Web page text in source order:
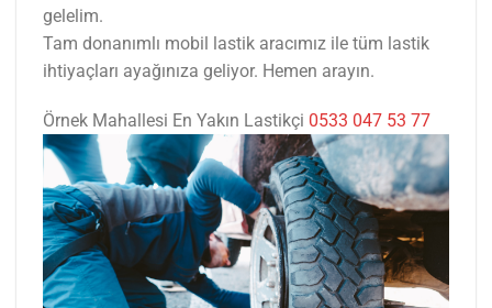
gelelim.
Tam donanımlı mobil lastik aracımız ile tüm lastik
ihtiyaçları ayağınıza geliyor. Hemen arayın.
Örnek Mahallesi En Yakın Lastikçi 0533 047 53 77